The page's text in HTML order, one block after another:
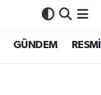
GÜNDEM